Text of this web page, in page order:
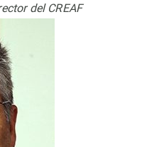
del CREAF